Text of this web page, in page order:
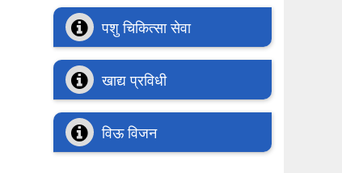
पशु चिकित्सा सेवा
खाद्य प्रविधी
विऊ विजन